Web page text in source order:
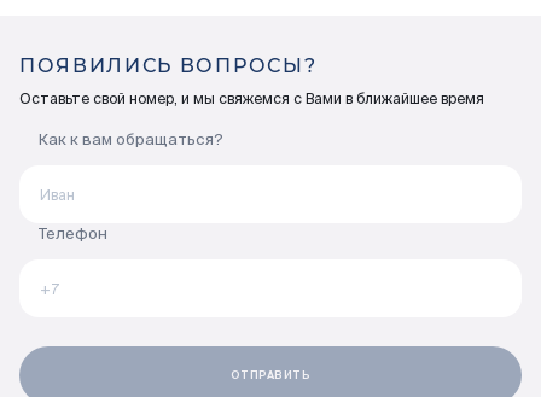
ПОЯВИЛИСЬ ВОПРОСЫ?
Оставьте свой номер, и мы свяжемся с Вами в ближайшее время
Как к вам обращаться?
Телефон